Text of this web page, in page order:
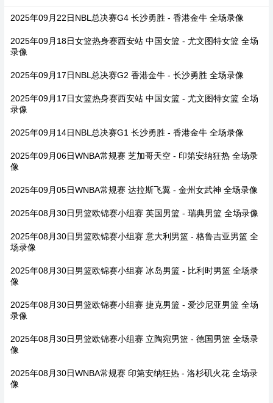
2025年09月22日NBL总决赛G4 长沙勇胜 - 香港金牛 全场录像
2025年09月18日女篮热身赛西安站 中国女篮 - 尤文图特女篮 全场
录像
2025年09月17日NBL总决赛G2 香港金牛 - 长沙勇胜 全场录像
2025年09月17日女篮热身赛西安站 中国女篮 - 尤文图特女篮 全场
录像
2025年09月14日NBL总决赛G1 长沙勇胜 - 香港金牛 全场录像
2025年09月06日WNBA常规赛 芝加哥天空 - 印第安纳狂热 全场录
像
2025年09月05日WNBA常规赛 达拉斯飞翼 - 金州女武神 全场录像
2025年08月30日男篮欧锦赛小组赛 英国男篮 - 瑞典男篮 全场录像
2025年08月30日男篮欧锦赛小组赛 意大利男篮 - 格鲁吉亚男篮 全
场录像
2025年08月30日男篮欧锦赛小组赛 冰岛男篮 - 比利时男篮 全场录
像
2025年08月30日男篮欧锦赛小组赛 捷克男篮 - 爱沙尼亚男篮 全场
录像
2025年08月30日男篮欧锦赛小组赛 立陶宛男篮 - 德国男篮 全场录
像
2025年08月30日WNBA常规赛 印第安纳狂热 - 洛杉矶火花 全场录
像